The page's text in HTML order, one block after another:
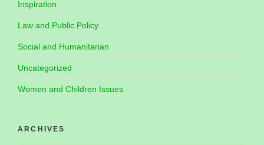
Inspiration
Law and Public Policy
Social and Humanitarian
Uncategorized
Women and Children Issues
ARCHIVES